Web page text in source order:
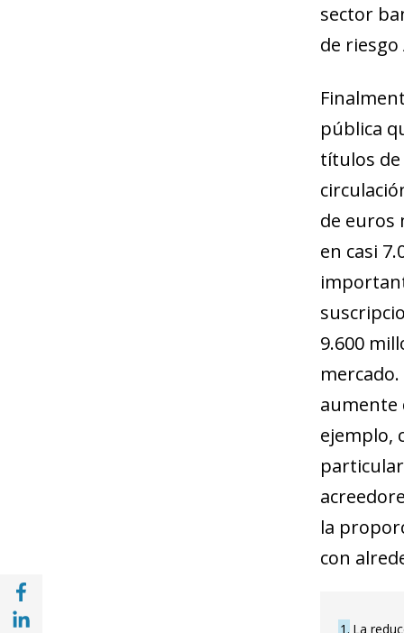
sector
de riesgo
pública
títulos de
de euros
en casi
9.600
aumente
ejemplo,
la
con
1 La